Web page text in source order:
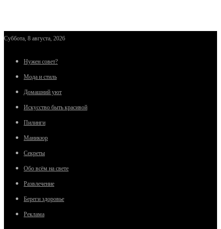
Суббота, 8 августа, 2026
Нужен совет?
Мода и стиль
Домашний уют
Искусство быть красивой
Пилинги
Маникюр
Секреты
Обо всём на свете
Развлечение
Береги здоровье
Реклама